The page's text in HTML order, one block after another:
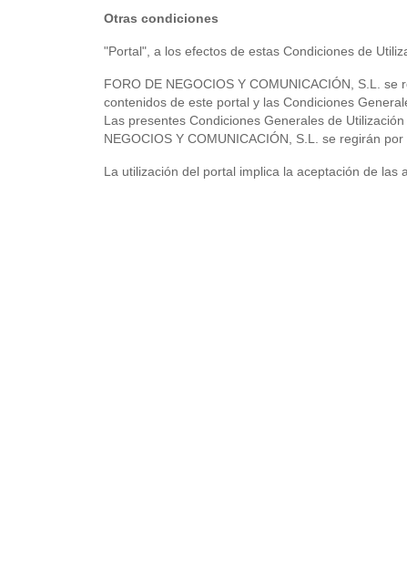
Otras condiciones
"Portal", a los efectos de estas Condiciones de
FORO DE NEGOCIOS Y COMUNICACIÓN, S.L.
contenidos de este portal y las Condiciones
Las presentes Condiciones Generales de
NEGOCIOS Y COMUNICACIÓN, S.L. se regirán por
La utilización del portal implica la aceptación de las